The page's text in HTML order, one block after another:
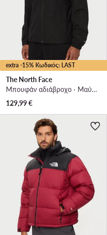
extra -15% Κωδικός: LAST
The North Face
Μπουφάν αδιάβροχο · Μαύρο
129,99€